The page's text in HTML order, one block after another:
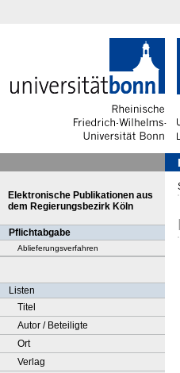
Elektronische Publikationen aus
dem Regierungsbezirk Köln
Pflichtabgabe
Ablieferungsverfahren
Listen
Titel
Autor / Beteiligte
Ort
Verlag